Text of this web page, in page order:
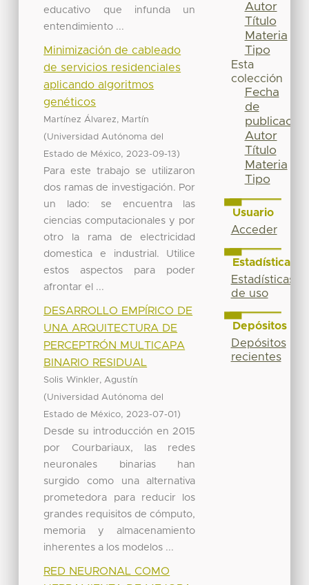
educativo que infunda un
entendimiento ...
Minimización de cableado
de servicios residenciales
aplicando algoritmos
genéticos
Martínez Álvarez, Martín
(Universidad Autónoma del
Estado de México, 2023-09-13)
Para este trabajo se utilizaron
dos ramas de investigación. Por
un lado: se encuentra las
ciencias computacionales y por
otro la rama de electricidad
domestica e industrial. Utilice
estos aspectos para poder
afrontar el ...
DESARROLLO EMPÍRICO DE
UNA ARQUITECTURA DE
PERCEPTRÓN MULTICAPA
BINARIO RESIDUAL
Solis Winkler, Agustín
(Universidad Autónoma del
Estado de México, 2023-07-01 )
Desde su introducción en 2015
por Courbariaux, las redes
neuronales binarias han
surgido como una alternativa
prometedora para reducir los
grandes requisitos de cómputo,
memoria y almacenamiento
inherentes a los modelos ...
RED NEURONAL COMO
Autor
Título
Materia
Tipo
Esta
colección
Fecha
de
publicación
Autor
Título
Materia
Tipo
Usuario
Acceder
Estadísticas
Estadísticas
de uso
Depósitos
Depósitos
recientes